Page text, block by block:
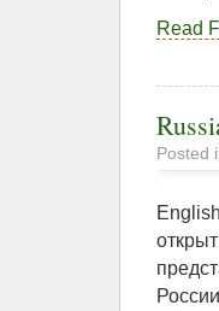
Read
Posted